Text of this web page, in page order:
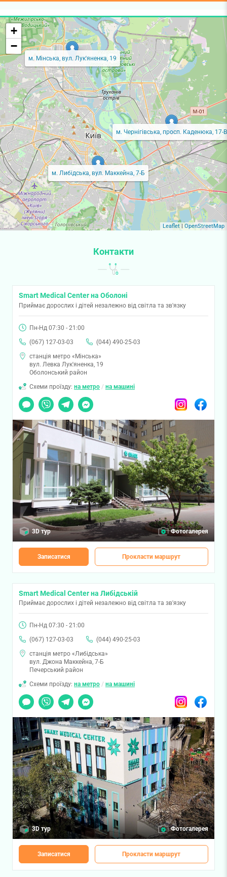
м. Мінська, вул. Лук'яненка, 19
м. Либідська, вул. Маккейна, 7-Б
м. Чернігівська, просп. Каденюка, 17-В
+
−
Leaflet| OpenStreetMap
Контакти
Smart Medical Center на Оболоні
Приймає дорослих і дітей незалежно від світла та зв'язку
Пн-Нд 07:30 - 21:00
(067) 127-03-03
(044) 490-25-03
станція метро «Мінська»
вул. Левка Лук'яненка, 19
Оболонський район
Схеми проїзду: на метро / на машині
Чат
Viber TelegramMessenger InstagramFacebook
3D тур Фотогалерея
Записатися Прокласти маршрут
Smart Medical Center на Либідській
Приймає дорослих і дітей незалежно від світла та зв'язку
Пн-Нд 07:30 - 21:00
(067) 127-03-03
(044) 490-25-03
станція метро «Либідська»
вул. Джона Маккейна, 7-Б
Печерський район
Схеми проїзду: на метро / на машині
Чат
Viber TelegramMessenger InstagramFacebook
3D тур Фотогалерея
Записатися Прокласти маршрут